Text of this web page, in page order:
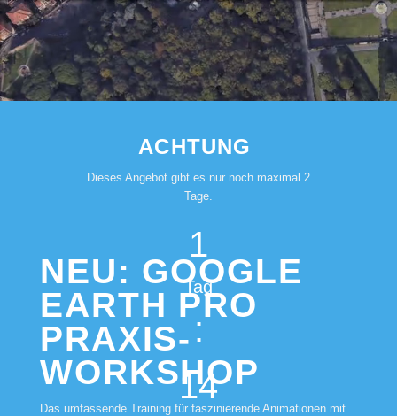
NEU: GOOGLE
EARTH PRO
PRAXIS-
WORKSHOP
Das umfassende Training für faszinierende Animationen mit
ACHTUNG
Dieses Angebot gibt es nur noch maximal 2
Tage.
1
Tag
:
14